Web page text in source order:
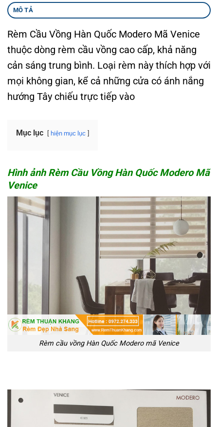
MÔ TẢ
Rèm Cầu Vồng Hàn Quốc Modero Mã Venice
thuộc dòng rèm cầu vồng cao cấp, khả năng
cản sáng trung bình. Loại rèm này thích hợp với
mọi không gian, kể cả những cửa có ánh nắng
hướng Tây chiếu trực tiếp vào
Mục lục hiện mục lục
Hình ảnh Rèm Cầu Vồng Hàn Quốc Modero Mã
Venice
Rèm cầu vồng Hàn Quốc Modero mã Venice